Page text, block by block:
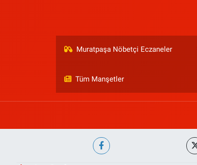
Muratpaşa Nöbetçi Eczaneler
Tüm Manşetler